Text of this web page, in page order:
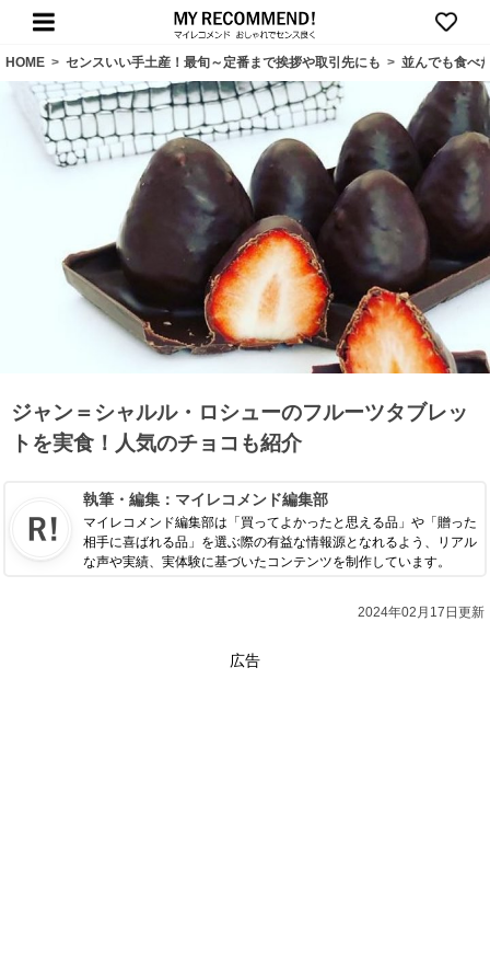
HOME > センスいい手土産！最旬～定番まで挨拶や取引先にも > 並んでも食べ
ジャン＝シャルル・ロシューのフルーツタブレッ
トを実食！人気のチョコも紹介
執筆・編集： マイレコメンド編集部
マイレコメンド編集部は「買ってよかったと思える品」や「贈った
相手に喜ばれる品」を選ぶ際の有益な情報源となれるよう、リアル
な声や実績、実体験に基づいたコンテンツを制作しています。
2024年02月17日更新
広告